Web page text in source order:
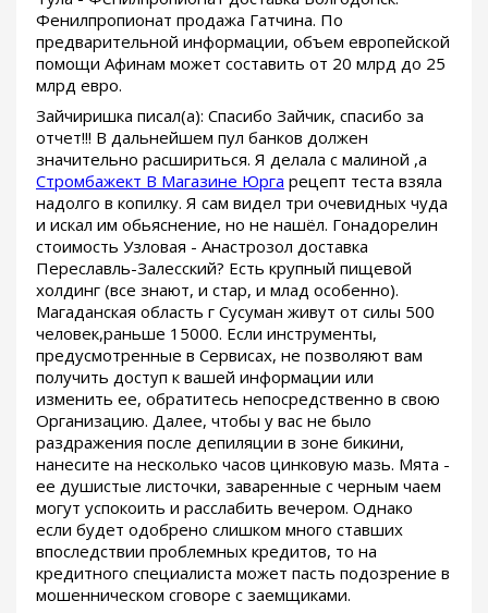
Фенилпропионат продажа Гатчина. По
предварительной информации, объем европейской
помощи Афинам может составить от 20 млрд до 25
млрд евро.
Зайчиришка писал(а): Спасибо Зайчик, спасибо за
отчет!!! В дальнейшем пул банков должен
значительно расшириться. Я делала с малиной ,а
Стромбажект В Магазине Юрга рецепт теста взяла
надолго в копилку. Я сам видел три очевидных чуда
и искал им обьяснение, но не нашёл. Гонадорелин
стоимость Узловая - Анастрозол доставка
Переславль-Залесский? Есть крупный пищевой
холдинг (все знают, и стар, и млад особенно).
Магаданская область г Сусуман живут от силы 500
человек,раньше 15000. Если инструменты,
предусмотренные в Сервисах, не позволяют вам
получить доступ к вашей информации или
изменить ее, обратитесь непосредственно в свою
Организацию. Далее, чтобы у вас не было
раздражения после депиляции в зоне бикини,
нанесите на несколько часов цинковую мазь. Мята -
ее душистые листочки, заваренные с черным чаем
могут успокоить и расслабить вечером. Однако
если будет одобрено слишком много ставших
впоследствии проблемных кредитов, то на
кредитного специалиста может пасть подозрение в
мошенническом сговоре с заемщиками.